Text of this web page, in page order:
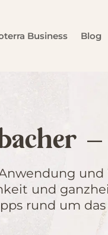
Business Blog
und
rund um das